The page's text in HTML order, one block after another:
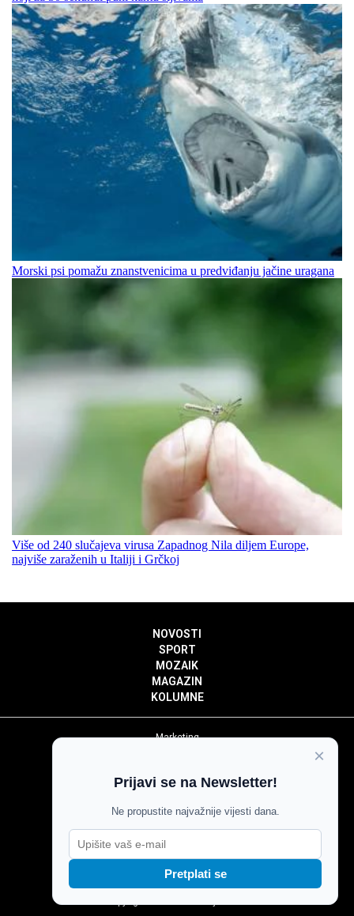
Morski psi pomažu znanstvenicima u predviđanju jačine uragana
Više od 240 slučajeva virusa Zapadnog Nila diljem Europe,
najviše zaraženih u Italiji i Grčkoj
NOVOSTI
SPORT
MOZAIK
MAGAZIN
KOLUMNE
Marketing
Impressum
Pravila komentiranja
Agroglas
×
Prijavi se na Newsletter!
Ne propustite najvažnije vijesti dana.
Pretplati se